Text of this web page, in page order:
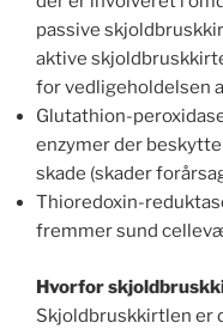
passive
aktive
for vedligeholdelsen
Glutathion-
enzymer der
skade (skader
Thioredoxin-
fremmer sund
Hvorfor
Skjoldbruskkirtlen er